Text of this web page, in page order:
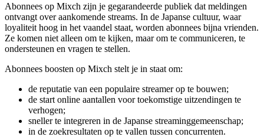
Abonnees op Mixch zijn je gegarandeerde publiek dat meldingen
ontvangt over aankomende streams. In de Japanse cultuur, waar
loyaliteit hoog in het vaandel staat, worden abonnees bijna vrienden.
Ze komen niet alleen om te kijken, maar om te communiceren, te
ondersteunen en vragen te stellen.
Abonnees boosten op Mixch stelt je in staat om:
de reputatie van een populaire streamer op te bouwen;
de start online aantallen voor toekomstige uitzendingen te
verhogen;
sneller te integreren in de Japanse streaminggemeenschap;
in de zoekresultaten op te vallen tussen concurrenten.